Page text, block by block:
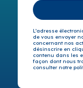
L’adresse
de vous envoyer
concernant nos
désinscrire en
contenu dans les
façon dont nous
consulter notre